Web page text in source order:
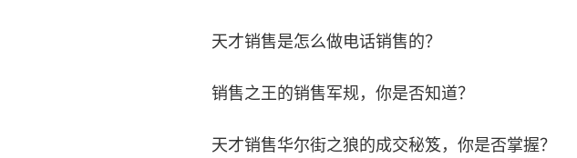
天才销售是怎么做电话销售的？
销售之王的销售军规，你是否知道？
天才销售华尔街之狼的成交秘笈，你是否掌握？